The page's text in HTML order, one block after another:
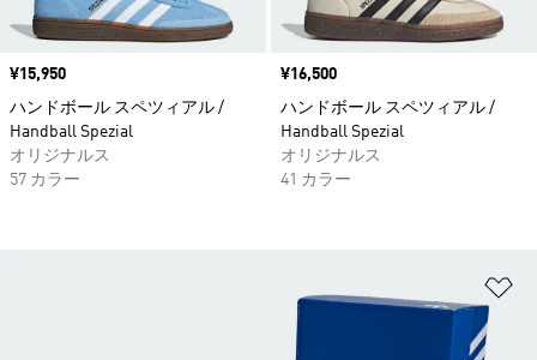
価格
¥15,950
ハンドボール スペツィアル /
Handball Spezial
オリジナルス
57 カラー
価格
¥16,500
ハンドボール スペツィアル /
Handball Spezial
オリジナルス
41 カラー